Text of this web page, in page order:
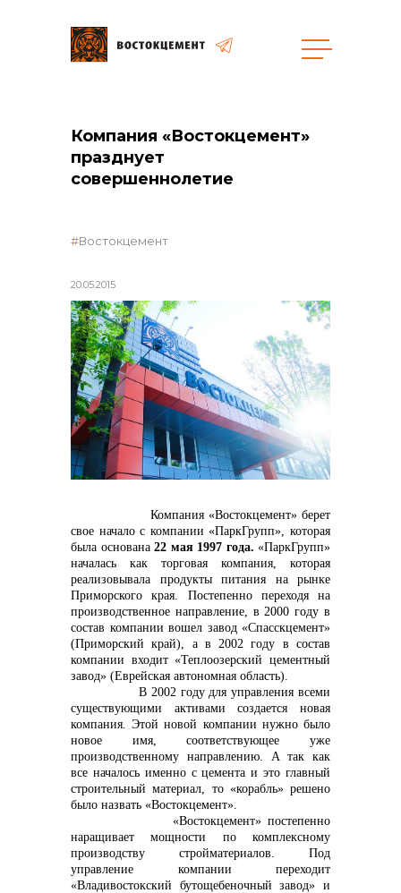
Закупки
общая информация
реализация неликвидов
контакты отдела закупок
Контакты
+7 (423) 234 50 50
info@vostokcement.ru
Компания «Востокцемент»
празднует
совершеннолетие
20.05.2015
Востокцемент
Компания «Востокцемент» берет
свое начало с компании «ПаркГрупп», которая
была основана 22 мая 1997 года. «ПаркГрупп»
началась как торговая компания, которая
реализовывала продукты питания на рынке
Приморского края. Постепенно переходя на
производственное направление, в 2000 году в
состав компании вошел завод «Спасскцемент»
(Приморский край), а в 2002 году в состав
компании входит «Теплоозерский цементный
завод» (Еврейская автономная область).
В 2002 году для управления всеми
существующими активами создается новая
компания. Этой новой компании нужно было
новое имя, соответствующее уже
производственному направлению. А так как
все началось именно с цемента и это главный
строительный материал, то «корабль» решено
было назвать «Востокцемент».
«Востокцемент» постепенно
наращивает мощности по комплексному
производству стройматериалов. Под
управление компании переходит
«Владивостокский бутощебеночный завод» и